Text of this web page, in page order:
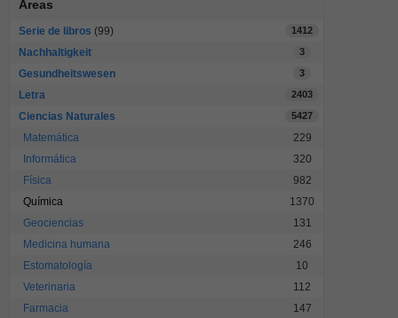
Areas
Serie de libros (99) 1412
Nachhaltigkeit 3
Gesundheitswesen 3
Letra 2403
Ciencias Naturales 5427
Matemática
229
Informática
320
Física
982
Química
1370
Geociencias
131
Medicina humana
246
Estomatología
10
Veterinaria
112
Farmacia
147